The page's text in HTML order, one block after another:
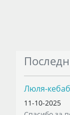
Люля-
11-10-2025